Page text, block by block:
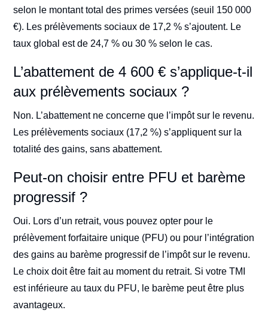
selon le montant total des primes versées (seuil 150 000
€). Les prélèvements sociaux de 17,2 % s’ajoutent. Le
taux global est de 24,7 % ou 30 % selon le cas.
L’abattement de 4 600 € s’applique-t-il
aux prélèvements sociaux ?
Non. L’abattement ne concerne que l’impôt sur le revenu.
Les prélèvements sociaux (17,2 %) s’appliquent sur la
totalité des gains, sans abattement.
Peut-on choisir entre PFU et barème
progressif ?
Oui. Lors d’un retrait, vous pouvez opter pour le
prélèvement forfaitaire unique (PFU) ou pour l’intégration
des gains au barème progressif de l’impôt sur le revenu.
Le choix doit être fait au moment du retrait. Si votre TMI
est inférieure au taux du PFU, le barème peut être plus
avantageux.